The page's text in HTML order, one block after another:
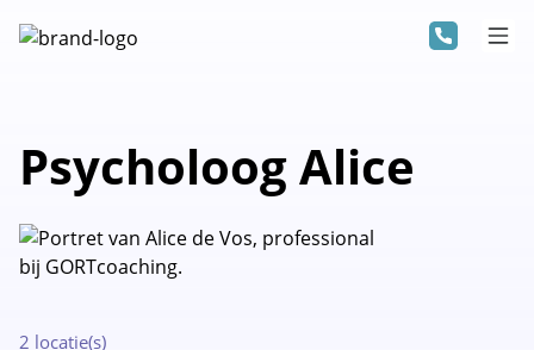
Psycholoog Alice
2 locatie(s)